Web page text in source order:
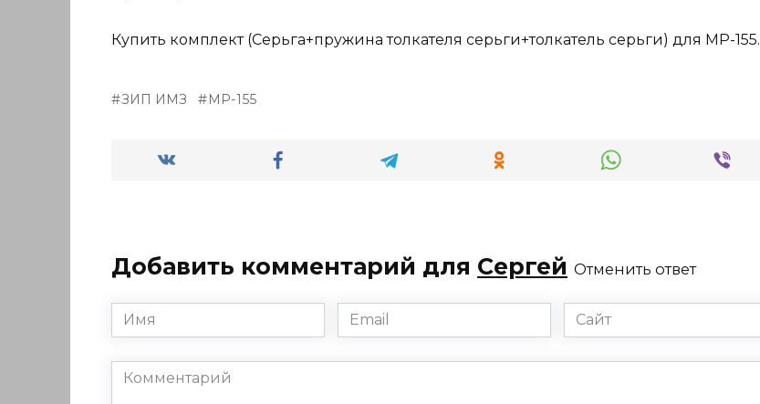
Купить комплект (Серьга+пружина толкателя серьги+толкатель серьги) для МР-155.
ЗИП ИМЗ МР-155
Добавить комментарий для Сергей Отменить ответ
Имя
*
Email
*
Сайт
Комментарий